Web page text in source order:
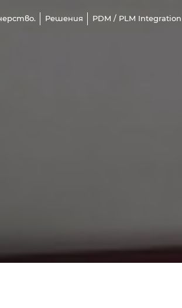
Решения PDM / PLM Integration